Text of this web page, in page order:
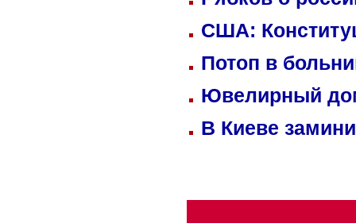
США:
Потоп в
Ювелирный
В Киеве